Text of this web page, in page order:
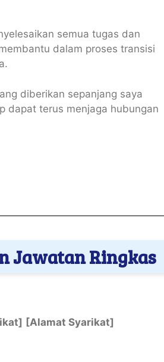
semua tugas dan
dalam proses transisi
diberikan sepanjang saya
dapat terus menjaga hubungan
Jawatan Ringkas
[Alamat Syarikat]